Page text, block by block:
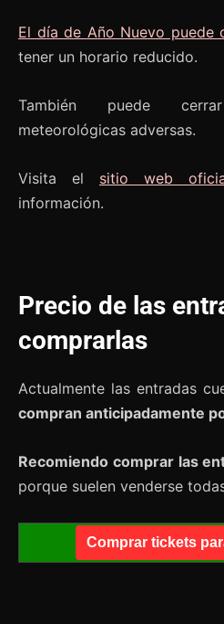
El día de Año Nuevo puede
tener un horario reducido.
También puede
meteorológicas adversas.
Visita el sitio web
información.
Precio de las
comprarlas
Actualmente las entradas
compran anticipadamente
Recomiendo comprar las
porque suelen venderse
Comprar tickets